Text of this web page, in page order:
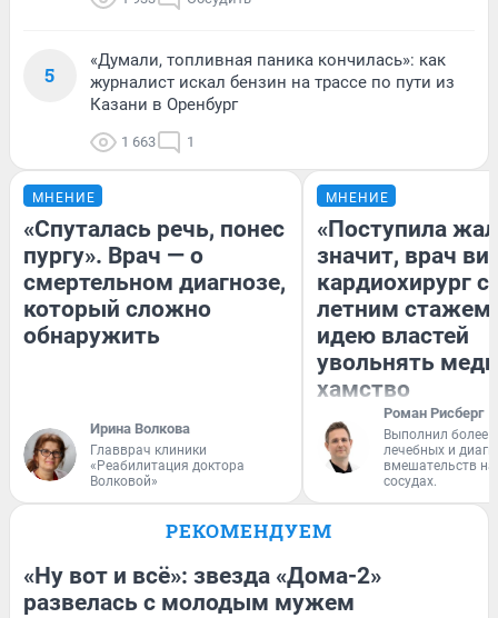
5
«Думали, топливная паника кончилась»: как
журналист искал бензин на трассе по пути из
Казани в Оренбург
1 663 1
МНЕНИЕ
«Спуталась речь, понес
пургу». Врач — о
смертельном диагнозе,
который сложно
обнаружить
Ирина Волкова
Главврач клиники
«Реабилитация доктора
Волковой»
МНЕНИЕ
«Поступила
значит, врач
кардиохирург с
летним стажем
идею властей
увольнять
хамство
Роман Рисберг
Выполнил более
лечебных и
вмешательств на
сосудах.
РЕКОМЕНДУЕМ
«Ну вот и всё»: звезда «Дома-2»
развелась с молодым мужем